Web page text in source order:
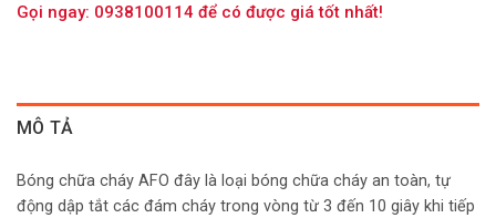
Gọi ngay: 0938100114 để có được giá tốt nhất!
MÔ TẢ
Bóng chữa cháy AFO đây là loại bóng chữa cháy an toàn, tự
động dập tắt các đám cháy trong vòng từ 3 đến 10 giây khi tiếp